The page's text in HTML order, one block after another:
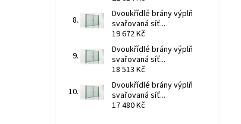
Dvoukřídlé brány výplň
svařovaná síť...
19 672 Kč
Dvoukřídlé brány výplň
svařovaná síť...
18 513 Kč
Dvoukřídlé brány výplň
svařovaná síť...
17 480 Kč